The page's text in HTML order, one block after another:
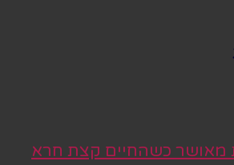
מאושר כשהחיים קצת חרא